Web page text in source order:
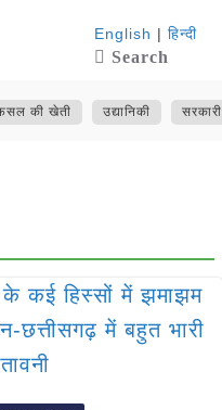
English | हिन्दी
Search
की खेती उद्यानिकी